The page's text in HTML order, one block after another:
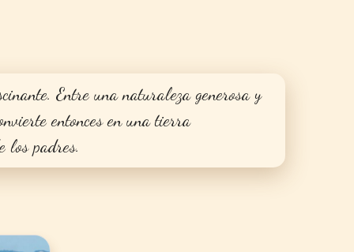
Entre una naturaleza generosa y
entonces en una tierra
los padres.